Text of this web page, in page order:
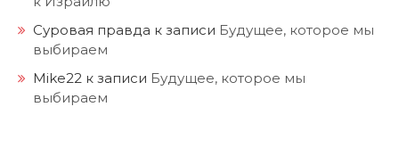
Суровая правда к записи Будущее, которое мы
выбираем
Mike22 к записи Будущее, которое мы
выбираем